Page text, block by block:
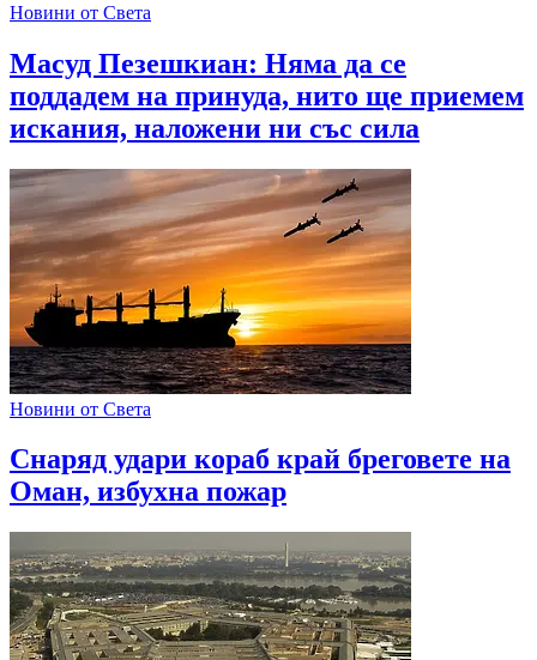
Новини от Света
Масуд Пезешкиан: Няма да се
поддадем на принуда, нито ще приемем
искания, наложени ни със сила
Новини от Света
Снаряд удари кораб край бреговете на
Оман, избухна пожар